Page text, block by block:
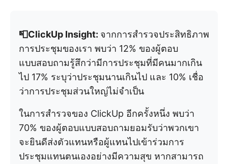
📮ClickUp Insight: จากการสำรวจประสิทธิภาพ
การประชุมของเรา พบว่า 12% ของผู้ตอบ
แบบสอบถามรู้สึกว่ามีการประชุมที่มีคนมากเกิน
ไป 17% ระบุว่าประชุมนานเกินไป และ 10% เชื่อ
ว่าการประชุมส่วนใหญ่ไม่จำเป็น
ในการสำรวจของ ClickUp อีกครั้งหนึ่ง พบว่า
70% ของผู้ตอบแบบสอบถามยอมรับว่าพวกเขา
จะยินดีส่งตัวแทนหรือผู้แทนไปเข้าร่วมการ
ประชุมแทนตนเองอย่างมีความสุข หากสามารถ